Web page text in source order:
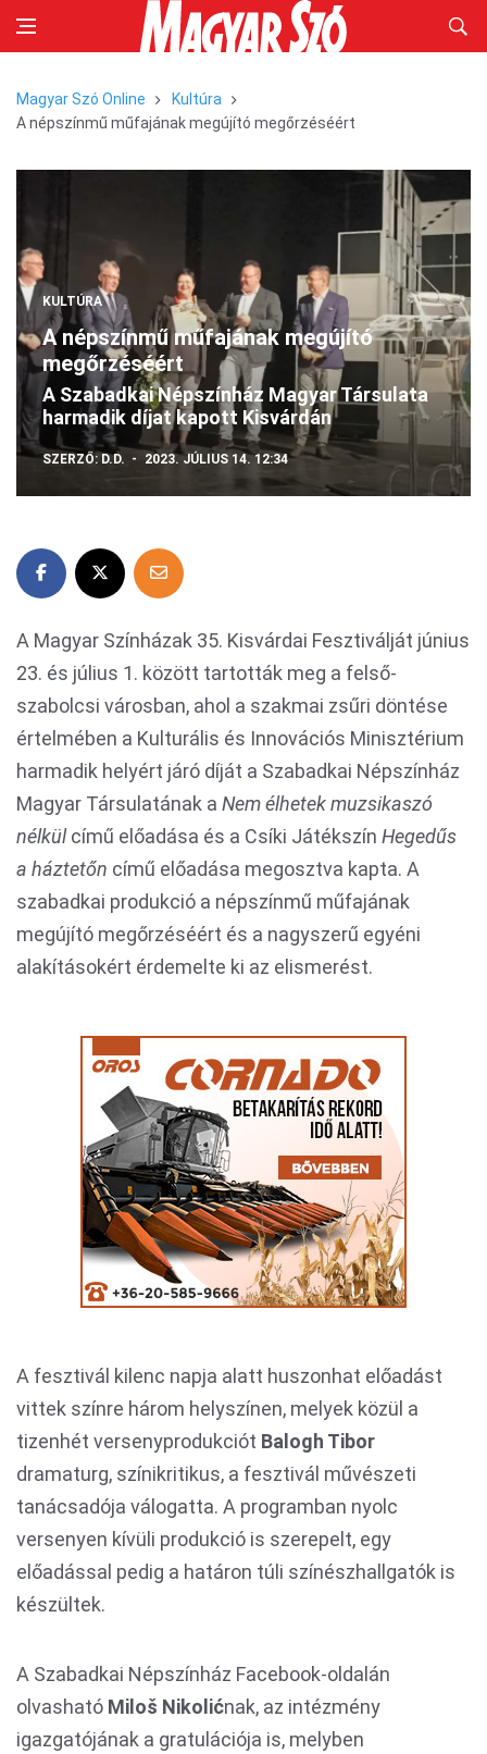
Magyar Szó Online
Kultúra
A népszínmű műfajának megújító megőrzéséért
KULTÚRA
A népszínmű műfajának megújító
megőrzéséért
A Szabadkai Népszínház Magyar Társulata
harmadik díjat kapott Kisvárdán
SZERZŐ: D.D. 2023. JÚLIUS 14. 12:34
A Magyar Színházak 35. Kisvárdai Fesztiválját június
23. és július 1. között tartották meg a felső-
szabolcsi városban, ahol a szakmai zsűri döntése
értelmében a Kulturális és Innovációs Minisztérium
harmadik helyért járó díját a Szabadkai Népszínház
Magyar Társulatának a Nem élhetek muzsikaszó
nélkülcímű előadása és a Csíki Játékszín Hegedűs
a háztetőn című előadása megosztva kapta. A
szabadkai produkció a népszínmű műfajának
megújító megőrzéséért és a nagyszerű egyéni
alakításokért érdemelte ki az elismerést.
A fesztivál kilenc napja alatt huszonhat előadást
vittek színre három helyszínen, melyek közül a
tizenhét versenyprodukciót Balogh Tibor
dramaturg, színikritikus, a fesztivál művészeti
tanácsadója válogatta. A programban nyolc
versenyen kívüli produkció is szerepelt, egy
előadással pedig a határon túli színészhallgatók is
készültek.
A Szabadkai Népszínház Facebook-oldalán
olvasható Miloš Nikolićnak, az intézmény
igazgatójának a gratulációja is, melyben